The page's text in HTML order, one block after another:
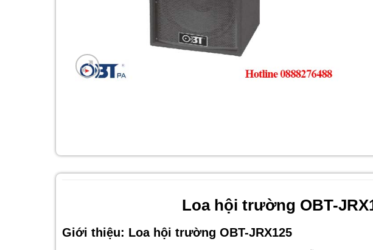
Loa hội trường OBT-
Giới thiệu: Loa hội trường OBT-JRX125